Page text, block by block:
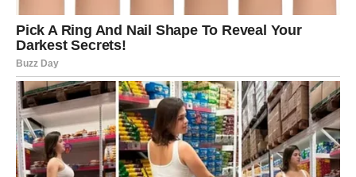
Mnoge Škorpije će tokom narednog perioda dobiti priliku
da pokažu koliko vrijede.
Moguće su veoma važne promjene povezane sa poslom,
finansijama ili ljudima koji mogu imati veliki uticaj na vašu
budućnost.